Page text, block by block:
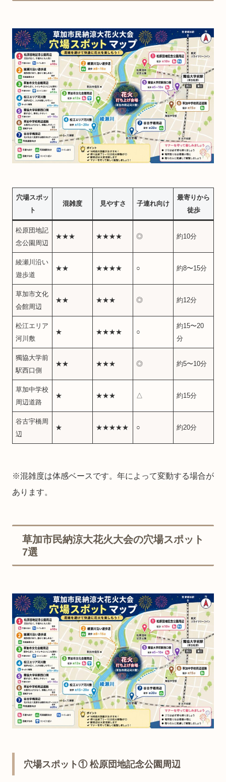
穴場スポッ
ト
混雑度 見やすさ 子連れ向け
最寄りから
徒歩
松原団地記
念公園周辺
★★★ ★★★★ ◎ 約10分
綾瀬川沿い
遊歩道
★★ ★★★★ ○ 約8〜15分
草加市文化
会館周辺
★★ ★★★ ◎ 約12分
松江エリア
河川敷
★ ★★★★ ○
約15〜20
分
獨協大学前
駅西口側
★★ ★★★ ◎ 約5〜10分
草加中学校
周辺道路
★ ★★★ △ 約15分
谷古宇橋周
辺
★ ★★★★★ ○ 約20分
※混雑度は体感ベースです。年によって変動する場合が
あります。
草加市民納涼大花火大会の穴場スポット
7選
穴場スポット① 松原団地記念公園周辺